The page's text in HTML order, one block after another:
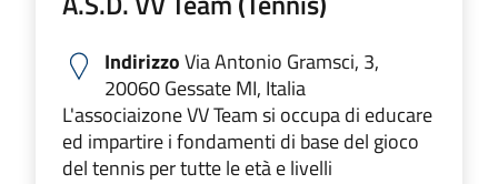
IndirizzoVia Antonio Gramsci, 3,
20060 Gessate MI, Italia
L'associaizone VV Team si occupa di educare
ed impartire i fondamenti di base del gioco
del tennis per tutte le età e livelli